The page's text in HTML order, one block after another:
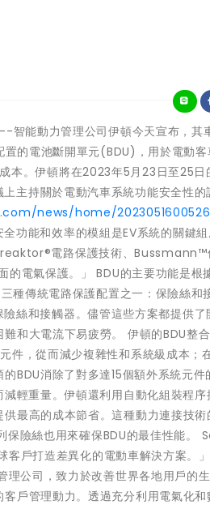
能動力管理公司伊頓今天宣布，其
的電池斷開單元(BDU)，用於電動客
本。伊頓將在2023年5月23日至25日
持關於電動汽車系統功能安全性的
news/home/
功能和效率的模組是EV系統的關鍵
電路保護技術、Bussmann™
電氣保護。」 BDU的主要功能是根
種傳統電路保護配置之一：保險絲和
絲和接觸器。儘管這些方案都提供了
和大電流下易疲勞。 伊頓的BDU整
件，從而減少複雜性和系統級成本；
BDU消除了對多達15個額外系統元件
輕重量。伊頓還利用自動化組裝程
最高的成本節省。這種動力連接技
險絲也用來確保BDU的最佳性能。
戶打造差異化的電動車解決方案。
公司，致力於改善世界各地用戶的
戶管理動力。透過充分利用電氣化